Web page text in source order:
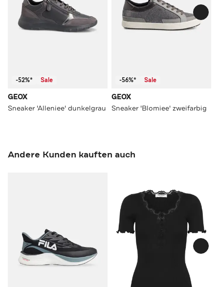
-52%* Sale
GEOX
Sneaker 'Alleniee' dunkelgrau
-56%* Sale
GEOX
Sneaker 'Blomiee' zweifarbig
Andere Kunden kauften auch